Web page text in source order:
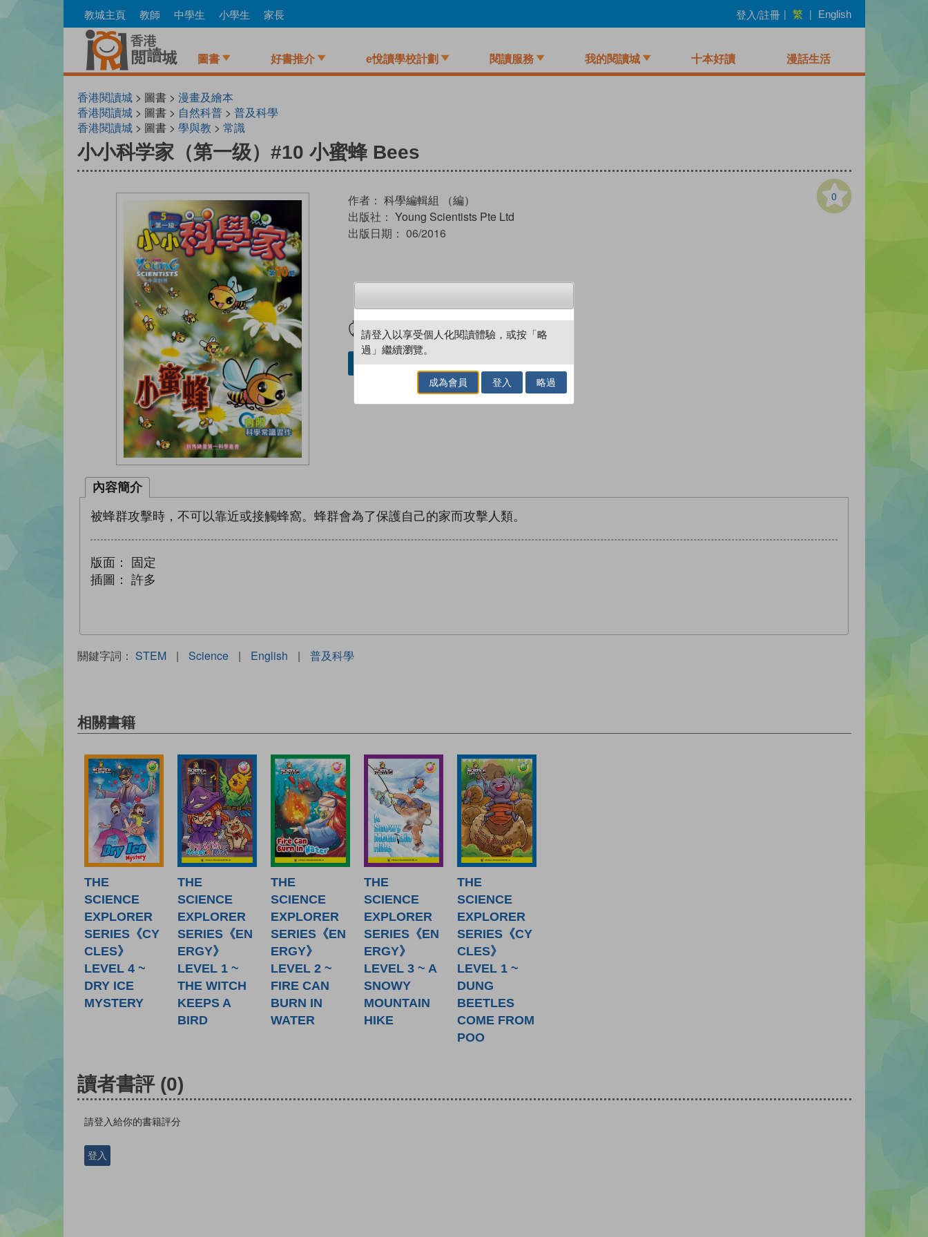
to
教城主頁 教師 中學生 小學生 家長 登入/註冊 | 繁 | English
圖書 好書推介 e悅讀學校計劃 閱讀服務 我的閱讀城 十本好讀 漫話生活
香港閱讀城> 圖書 > 漫畫及繪本
香港閱讀城> 圖書 > 自然科普> 普及科學
香港閱讀城> 圖書 > 學與教 > 常識
小小科学家（第一级）#10 小蜜蜂 Bees
0
作者： 科學編輯組 （編）
出版社： Young Scientists Pte Ltd
出版日期： 06/2016
試閲 加入閱讀紀錄
加入／閱讀電子書
內容簡介
被蜂群攻擊時，不可以靠近或接觸蜂窩。蜂群會為了保護自己的家而攻擊人類。
版面：
固定
插圖：
許多
關鍵字詞： STEM | Science | English | 普及科學
相關書籍
THE
SCIENCE
EXPLORER
SERIES《CY
CLES》
LEVEL 4 ~
DRY ICE
MYSTERY
THE
SCIENCE
EXPLORER
SERIES《EN
ERGY》
LEVEL 1 ~
THE WITCH
KEEPS A
BIRD
THE
SCIENCE
EXPLORER
SERIES《EN
ERGY》
LEVEL 2 ~
FIRE CAN
BURN IN
WATER
THE
SCIENCE
EXPLORER
SERIES《EN
ERGY》
LEVEL 3 ~ A
SNOWY
MOUNTAIN
HIKE
THE
SCIENCE
EXPLORER
SERIES《CY
CLES》
LEVEL 1 ~
DUNG
BEETLES
COME FROM
POO
讀者書評 (0)
請登入給你的書籍評分
登入
請登入以享受個人化閱讀體驗，或按「略
過」繼續瀏覽。
成為會員 登入 略過